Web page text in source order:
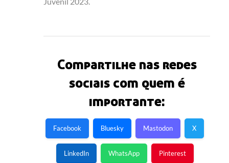
Compartilhe nas redes
sociais com quem é
importante:
Facebook Bluesky Mastodon X
LinkedIn WhatsApp Pinterest